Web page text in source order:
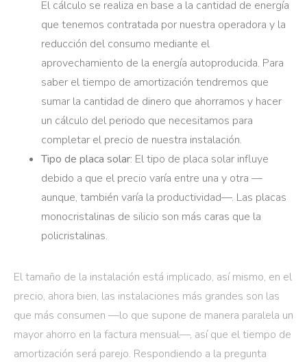
El cálculo se realiza en base a la cantidad de energía
que tenemos contratada por nuestra operadora y la
reducción del consumo mediante el
aprovechamiento de la energía autoproducida. Para
saber el tiempo de amortización tendremos que
sumar la cantidad de dinero que ahorramos y hacer
un cálculo del periodo que necesitamos para
completar el precio de nuestra instalación.
Tipo de placa solar: El tipo de placa solar influye
debido a que el precio varía entre una y otra —
aunque, también varía la productividad—. Las placas
monocristalinas de silicio son más caras que la
policristalinas.
El tamaño de la instalación está implicado, así mismo, en el
precio, ahora bien, las instalaciones más grandes son las
que más consumen —lo que supone de manera paralela un
mayor ahorro en la factura mensual—, así que el tiempo de
amortización será parejo. Respondiendo a la pregunta